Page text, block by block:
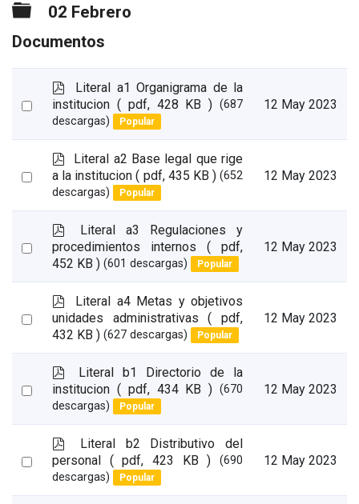
Carpeta
02 Febrero
Documentos
Select
p
d
f
Literal a1 Organigrama de la
institucion ( pdf, 428 KB ) (687
descargas)
Popular
12 May 2023
Select
p
d
f
Literal a2 Base legal que rige
a la institucion ( pdf, 435 KB ) (652
descargas)
Popular
12 May 2023
Select
p
d
f
Literal a3 Regulaciones y
procedimientos internos
( pdf,
452 KB ) (601 descargas) Popular
12 May 2023
Select
p
d
f
Literal a4 Metas y objetivos
unidades administrativas
( pdf,
432 KB ) (627 descargas) Popular
12 May 2023
Select
p
d
f
Literal b1 Directorio de la
institucion ( pdf, 434 KB ) (670
descargas)
Popular
12 May 2023
Select
p
d
f
Literal b2 Distributivo del
personal ( pdf, 423 KB )
(690
descargas)
Popular
12 May 2023